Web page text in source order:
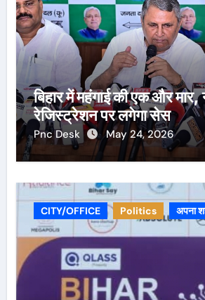
बिहार में महंगाई की एक और मार,
रेजिस्ट्रेशन पर लगेगा सेस
Pnc Desk May 24, 2026
CITY/OFFICE Politics अपना